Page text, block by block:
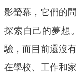
影螢幕，它們的
探索自己的夢想
驗，而目前還沒
在學校、工作和